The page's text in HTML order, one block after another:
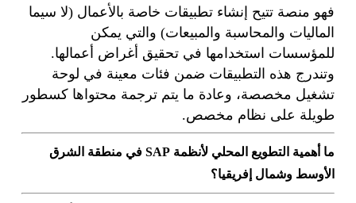
فهو منصة تتيح إنشاء تطبيقات خاصة بالأعمال (لا سيما
الماليات والمحاسبة والمبيعات) والتي يمكن
للمؤسسات استخدامها في تحقيق أغراض أعمالها.
وتندرج هذه التطبيقات ضمن فئات معينة في لوحة
تشغيل مخصصة، وعادة ما يتم ترجمة محتواها كسطور
طويلة على نظام مخصص.
ما أهمية التطويع المحلي لأنظمة SAP في منطقة الشرق
الأوسط وشمال إفريقيا؟